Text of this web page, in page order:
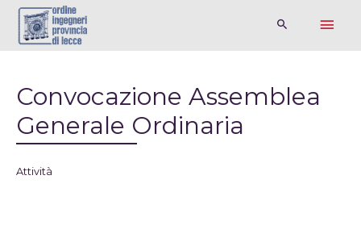
Convocazione Assemblea
Generale Ordinaria
Attività